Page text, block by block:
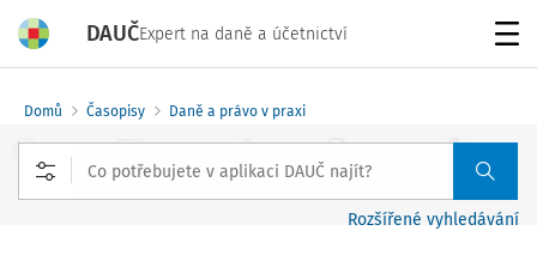
DAUČExpert na daně a účetnictví
Domů Časopisy Daně a právo v praxi
Rozšířené vyhledávání